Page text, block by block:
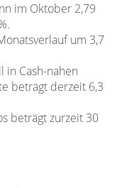
im Oktober 2,79
um 3,7
in Cash-nahen
beträgt derzeit 6,3
beträgt zurzeit 30